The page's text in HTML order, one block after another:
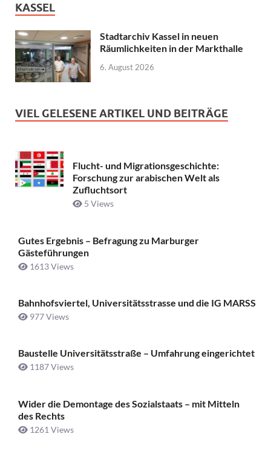
KASSEL
Stadtarchiv Kassel in neuen
Räumlichkeiten in der Markthalle
6. August 2026
VIEL GELESENE ARTIKEL UND BEITRÄGE
Flucht- und Migrationsgeschichte:
Forschung zur arabischen Welt als
Zufluchtsort
5 Views
Gutes Ergebnis – Befragung zu Marburger
Gästeführungen
1613 Views
Bahnhofsviertel, Universitätsstrasse und die IG MARSS
977 Views
Baustelle Universitätsstraße ­– Umfahrung eingerichtet
1187 Views
Wider die Demontage des Sozialstaats – mit Mitteln
des Rechts
1261 Views